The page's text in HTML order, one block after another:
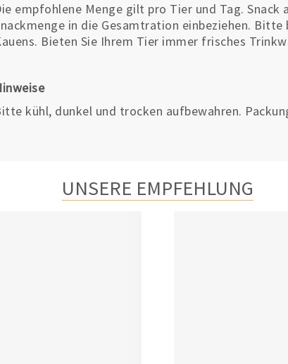
empfohlene Menge gilt pro Tier und Tag.
in die Gesamtration einbeziehen. Bitte
Bieten Sie Ihrem Tier immer frisches
kühl, dunkel und trocken aufbewahren.
UNSERE EMPFEHLUNG